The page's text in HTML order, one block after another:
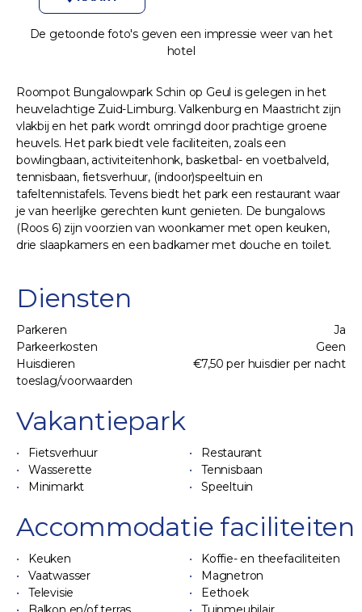
De getoonde foto's geven een impressie weer van het
hotel
Roompot Bungalowpark Schin op Geul is gelegen in het
heuvelachtige Zuid-Limburg. Valkenburg en Maastricht zijn
vlakbij en het park wordt omringd door prachtige groene
heuvels. Het park biedt vele faciliteiten, zoals een
bowlingbaan, activiteitenhonk, basketbal- en voetbalveld,
tennisbaan, fietsverhuur, (indoor)speeltuin en
tafeltennistafels. Tevens biedt het park een restaurant waar
je van heerlijke gerechten kunt genieten. De bungalows
(Roos 6) zijn voorzien van woonkamer met open keuken,
drie slaapkamers en een badkamer met douche en toilet.
Diensten
Parkeren
Ja
Parkeerkosten
Geen
Huisdieren
toeslag/voorwaarden
€7,50 per huisdier per nacht
Vakantiepark
Fietsverhuur
Restaurant
Wasserette
Tennisbaan
Minimarkt
Speeltuin
Accommodatie faciliteiten
Keuken
Koffie- en theefaciliteiten
Vaatwasser
Magnetron
Televisie
Eethoek